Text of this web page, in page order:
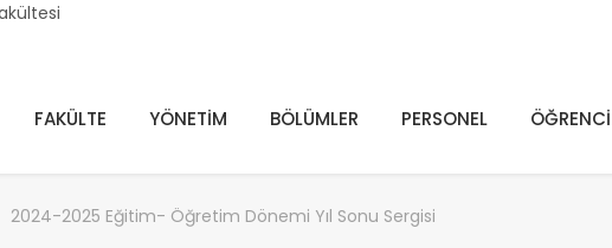
FAKÜLTE YÖNETİM BÖLÜMLER PERSONEL ÖĞRENCİ
2024-2025 Eğitim- Öğretim Dönemi Yıl Sonu Sergisi